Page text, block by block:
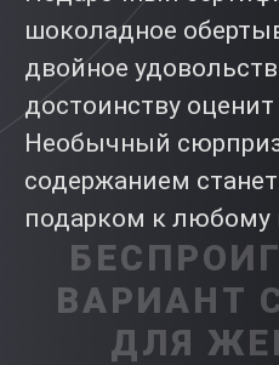
шоколадное
двойное
достоинству
Необычный
содержанием
подарком к любому
ВАРИАНТ
ДЛЯ